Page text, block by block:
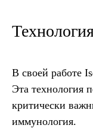
В своей работе
Эта технология
критически
иммунология.